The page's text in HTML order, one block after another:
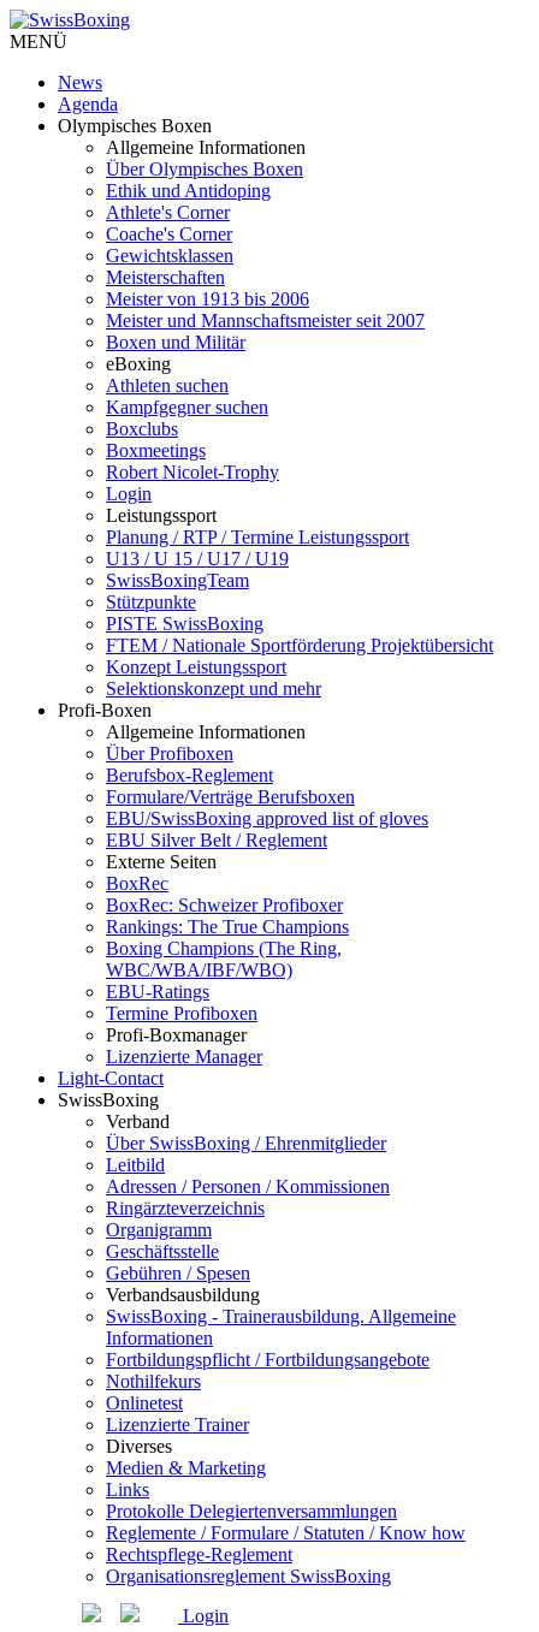
MENÜ
News
Agenda
Olympisches Boxen
Allgemeine Informationen
Über Olympisches Boxen
Ethik und Antidoping
Athlete's Corner
Coache's Corner
Gewichtsklassen
Meisterschaften
Meister von 1913 bis 2006
Meister und Mannschaftsmeister seit 2007
Boxen und Militär
eBoxing
Athleten suchen
Kampfgegner suchen
Boxclubs
Boxmeetings
Robert Nicolet-Trophy
Login
Leistungssport
Planung / RTP / Termine Leistungssport
U13 / U 15 / U17 / U19
SwissBoxingTeam
Stützpunkte
PISTE SwissBoxing
FTEM / Nationale Sportförderung Projektübersicht
Konzept Leistungssport
Selektionskonzept und mehr
Profi-Boxen
Allgemeine Informationen
Über Profiboxen
Berufsbox-Reglement
Formulare/Verträge Berufsboxen
EBU/SwissBoxing approved list of gloves
EBU Silver Belt / Reglement
Externe Seiten
BoxRec
BoxRec: Schweizer Profiboxer
Rankings: The True Champions
Boxing Champions (The Ring,
WBC/WBA/IBF/WBO)
EBU-Ratings
Termine Profiboxen
Profi-Boxmanager
Lizenzierte Manager
Light-Contact
SwissBoxing
Verband
Über SwissBoxing / Ehrenmitglieder
Leitbild
Adressen / Personen / Kommissionen
Ringärzteverzeichnis
Organigramm
Geschäftsstelle
Gebühren / Spesen
Verbandsausbildung
SwissBoxing - Trainerausbildung. Allgemeine
Informationen
Fortbildungspflicht / Fortbildungsangebote
Nothilfekurs
Onlinetest
Lizenzierte Trainer
Diverses
Medien & Marketing
Links
Protokolle Delegiertenversammlungen
Reglemente / Formulare / Statuten / Know how
Rechtspflege-Reglement
Organisationsreglement SwissBoxing
Login